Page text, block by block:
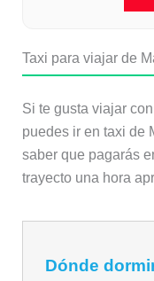
Taxi para viajar de
Si te gusta viajar
puedes ir en taxi de
saber que pagarás
trayecto una hora
Dónde